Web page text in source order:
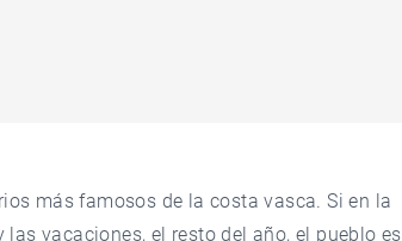
más famosos de la costa vasca. Si en la
vacaciones, el resto del año, el pueblo es